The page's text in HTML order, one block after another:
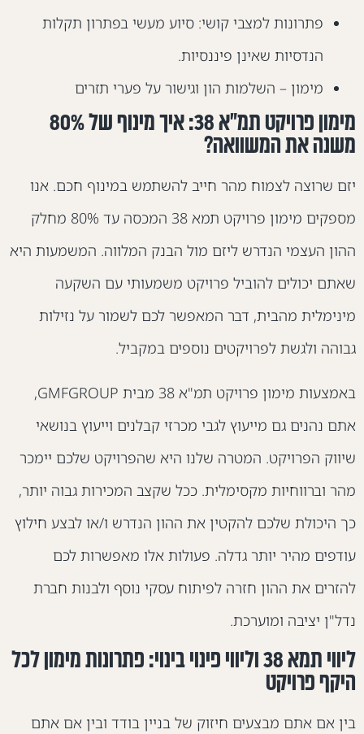
פתרונות למצבי קושי: סיוע מעשי בפתרון תקלות
הנדסיות שאינן פיננסיות.
מימון – השלמות הון וגישור על פערי תזרים
מימון פרויקט תמ"א 38: איך מינוף של 80%
את המשוואה?
שרוצה לצמוח מהר חייב להשתמש במינוף חכם. אנו
מספקים מימון פרויקט תמא 38 המכסה עד 80% מחלק
העצמי הנדרש ליזם מול הבנק המלווה. המשמעות היא
יכולים להוביל פרויקט משמעותי עם השקעה
מהבית, דבר המאפשר לכם לשמור על נזילות
ולגשת לפרויקטים נוספים במקביל.
באמצעות מימון פרויקט תמ"א 38 מבית GMFGROUP,
נהנים גם מייעוץ לגבי מכרזי קבלנים וייעוץ בנושאי
הפרויקט. המטרה שלנו היא שהפרויקט שלכם יימכר
וברווחיות מקסימלית. ככל שקצב המכירות גבוה יותר,
היכולת שלכם להקטין את ההון הנדרש ו/או לבצע חילוץ
מהיר יותר גדלה. פעולות אלו מאפשרות לכם
את ההון חזרה לפיתוח עסקי נוסף ולבנות חברת
יציבה ומוערכת.
ליווי תמא 38 וליווי פינוי בינוי: פתרונות מימון לכל
פרויקט
אם אתם מבצעים חיזוק של בניין בודד ובין אם אתם